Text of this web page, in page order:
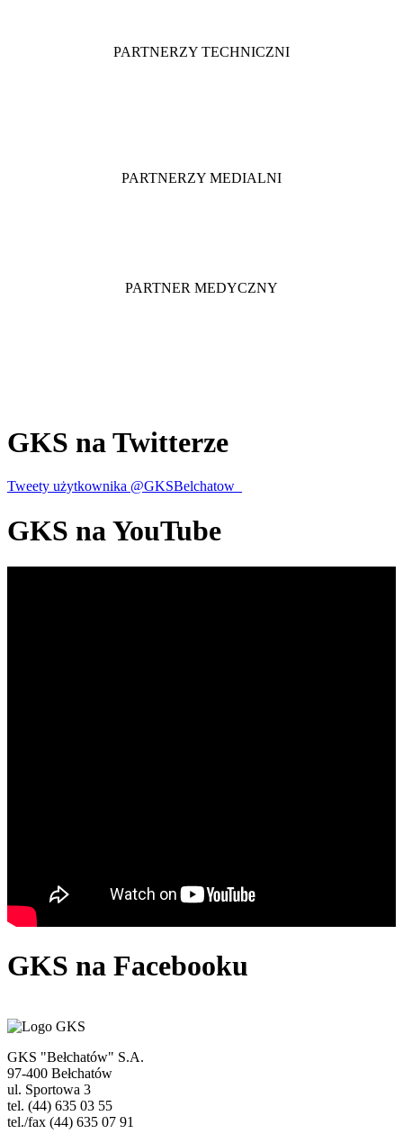
PARTNERZY TECHNICZNI
PARTNERZY MEDIALNI
PARTNER MEDYCZNY
GKS na Twitterze
Tweety użytkownika @GKSBelchatow_
GKS na YouTube
GKS na Facebooku
GKS "Bełchatów" S.A.
97-400 Bełchatów
ul. Sportowa 3
tel. (44) 635 03 55
tel./fax (44) 635 07 91